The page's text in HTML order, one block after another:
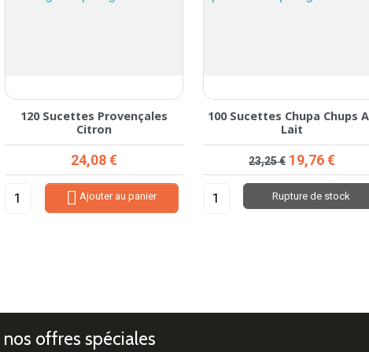
120 Sucettes Provençales
Citron
Prix
24,08 €
 Ajouter au panier
100 Sucettes Chupa Chups
Lait
Prix de base
23,25 € Prix
19,76 €
Rupture de stock
nos offres spéciales